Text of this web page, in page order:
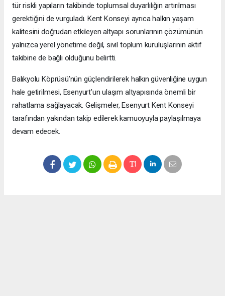
tür riskli yapıların takibinde toplumsal duyarlılığın artırılması
gerektiğini de vurguladı. Kent Konseyi ayrıca halkın yaşam
kalitesini doğrudan etkileyen altyapı sorunlarının çözümünün
yalnızca yerel yönetime değil, sivil toplum kuruluşlarının aktif
takibine de bağlı olduğunu belirtti.
Balıkyolu Köprüsü’nün güçlendirilerek halkın güvenliğine uygun
hale getirilmesi, Esenyurt’un ulaşım altyapısında önemli bir
rahatlama sağlayacak. Gelişmeler, Esenyurt Kent Konseyi
tarafından yakından takip edilerek kamuoyuyla paylaşılmaya
devam edecek.